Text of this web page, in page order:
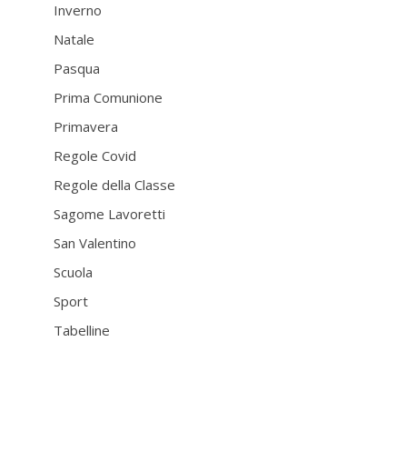
Inverno
Natale
Pasqua
Prima Comunione
Primavera
Regole Covid
Regole della Classe
Sagome Lavoretti
San Valentino
Scuola
Sport
Tabelline